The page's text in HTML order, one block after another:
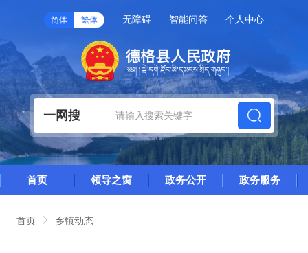
简体 繁体 无障碍 智能问答 个人中心
一网搜
首页 领导之窗 政务公开 政务服务
首页 乡镇动态